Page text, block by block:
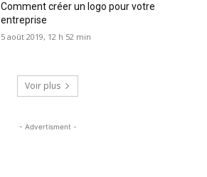
Comment créer un logo pour votre
entreprise
5 août 2019, 12 h 52 min
Voir plus
- Advertisment -